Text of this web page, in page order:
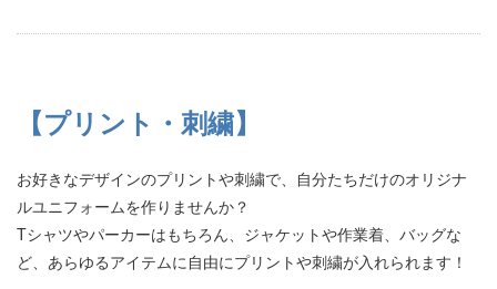
【プリント・刺繍】
お好きなデザインのプリントや刺繍で、自分たちだけのオリジナ
ルユニフォームを作りませんか？
Tシャツやパーカーはもちろん、ジャケットや作業着、バッグな
ど、あらゆるアイテムに自由にプリントや刺繍が入れられます！